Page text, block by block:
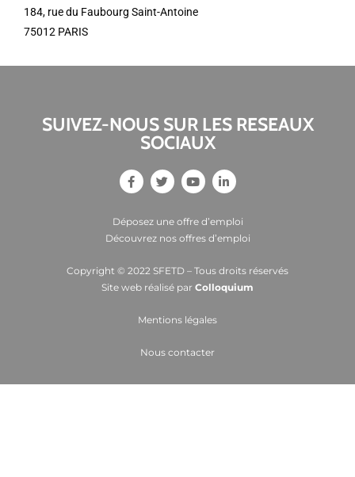
184, rue du Faubourg Saint-Antoine
75012 PARIS
SUIVEZ-NOUS SUR LES RESEAUX
SOCIAUX
Déposez une offre d’emploi
Découvrez nos offres d’emploi
Copyright © 2022 SFETD – Tous droits réservés
Site web réalisé par Colloquium
Mentions légales
Nous contacter